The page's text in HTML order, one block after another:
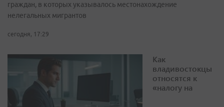
граждан, в которых указывалось местонахождение
нелегальных мигрантов
сегодня, 17:29
Как
владивостокцы
относятся к
«налогу на